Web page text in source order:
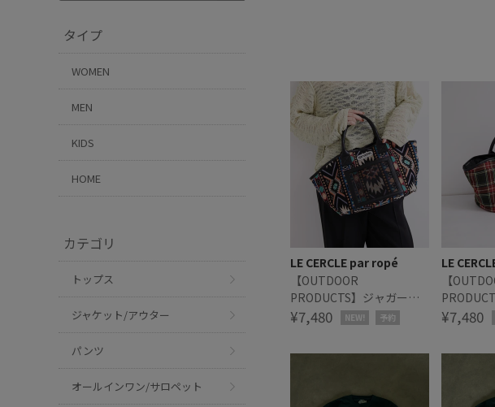
タイプ
WOMEN
MEN
KIDS
HOME
カテゴリ
トップス
ジャケット/アウター
パンツ
オールインワン/サロペット
LE CERCLE par ropé
【OUTDOOR
PRODUCTS】ジャガード
マルシェバッグ
¥7,480 NEW! 予約
LE
【
マルシェ
¥7,480